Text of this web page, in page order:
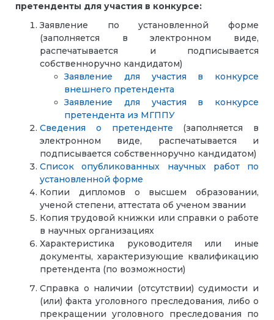
претенденты для участия в конкурсе:
Заявление по установленной форме
(заполняется в электронном виде,
распечатывается и подписывается
собственноручно кандидатом)
Заявление для участия в конкурсе
внешнего претендента
Заявление для участия в конкурсе
претендента из МГППУ
Сведения о претенденте (заполняется в
электронном виде, распечатывается и
подписывается собственноручно кандидатом)
Список опубликованных научных работ по
установленной форме
Копии дипломов о высшем образовании,
ученой степени, аттестата об ученом звании
Копия трудовой книжки или справки о работе
в научных организациях
Характеристика руководителя или иные
документы, характеризующие квалификацию
претендента (по возможности)
Справка о наличии (отсутствии) судимости и
(или) факта уголовного преследования, либо о
прекращении уголовного преследования по